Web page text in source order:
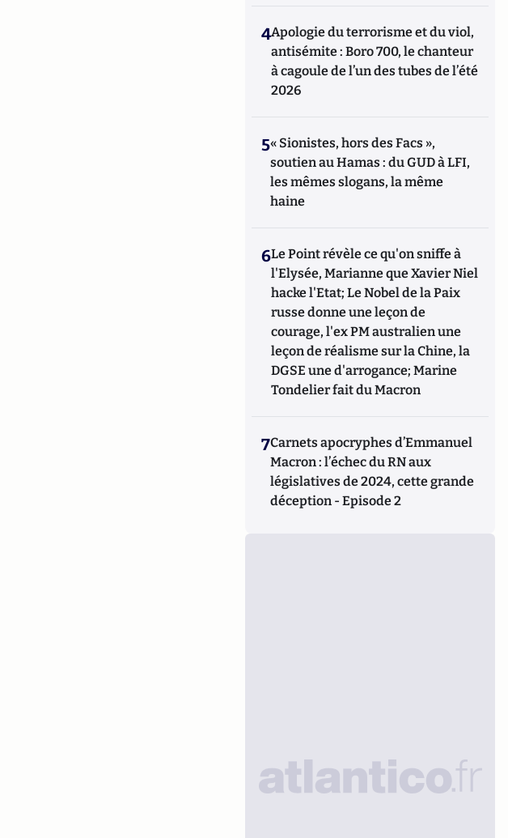
4Apologie du terrorisme et du viol,
antisémite : Boro 700, le chanteur
à cagoule de l’un des tubes de l’été
2026
5« Sionistes, hors des Facs »,
soutien au Hamas : du GUD à LFI,
les mêmes slogans, la même
haine
6Le Point révèle ce qu'on sniffe à
l'Elysée, Marianne que Xavier Niel
hacke l'Etat; Le Nobel de la Paix
russe donne une leçon de
courage, l'ex PM australien une
leçon de réalisme sur la Chine, la
DGSE une d'arrogance; Marine
Tondelier fait du Macron
7Carnets apocryphes d’Emmanuel
Macron : l’échec du RN aux
législatives de 2024, cette grande
déception - Episode 2